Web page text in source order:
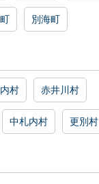
別海町
村 赤井川村
中札内村 更別村